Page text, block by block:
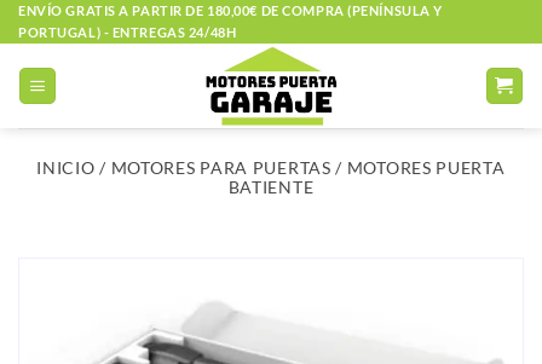
Saltar
al
contenido
ENVÍO GRATIS A PARTIR DE 180,00€ DE COMPRA (PENÍNSULA Y
PORTUGAL) - ENTREGAS 24/48H
INICIO / MOTORES PARA PUERTAS / MOTORES PUERTA
BATIENTE